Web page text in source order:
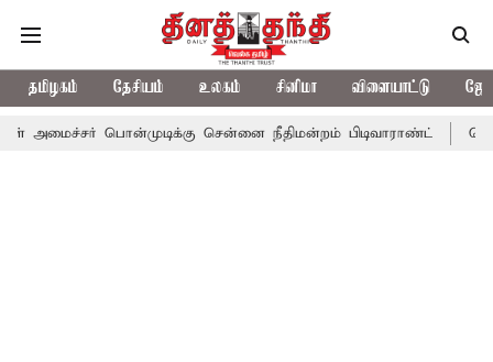
தமிழகம் தேசியம் உலகம் சினிமா விளையாட்டு
சென்னை நீதிமன்றம் பிடிவாராண்ட் தொலைநோக்கு